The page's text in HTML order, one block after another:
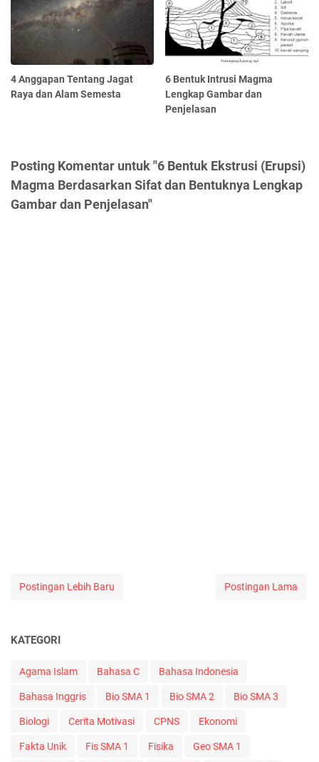
4 Anggapan Tentang Jagat
Raya dan Alam Semesta
6 Bentuk Intrusi Magma
Lengkap Gambar dan
Penjelasan
Posting Komentar untuk "6 Bentuk Ekstrusi (Erupsi)
Magma Berdasarkan Sifat dan Bentuknya Lengkap
Gambar dan Penjelasan"
Postingan Lebih Baru Postingan Lama
KATEGORI
Agama Islam Bahasa C Bahasa Indonesia
Bahasa Inggris Bio SMA 1 Bio SMA 2 Bio SMA 3
Biologi Cerita Motivasi CPNS Ekonomi
Fakta Unik Fis SMA 1 Fisika Geo SMA 1